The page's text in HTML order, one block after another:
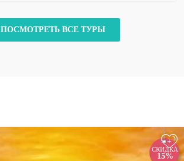
ПОСМОТРЕТЬ ВСЕ ТУРЫ
+
СКИДКА
15%